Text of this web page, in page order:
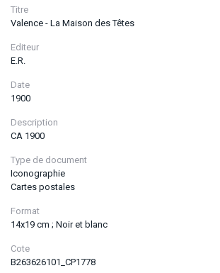
Titre
Valence - La Maison des Têtes
Editeur
E.R.
Date
1900
Description
CA 1900
Type de document
Iconographie
Cartes postales
Format
14x19 cm ; Noir et blanc
Cote
B263626101_CP1778